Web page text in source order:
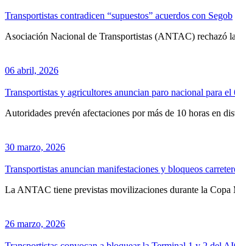
Transportistas contradicen “supuestos” acuerdos con Segob
Asociación Nacional de Transportistas (ANTAC) rechazó
06 abril, 2026
Transportistas y agricultores anuncian paro nacional para el
Autoridades prevén afectaciones por más de 10 horas en
30 marzo, 2026
Transportistas anuncian manifestaciones y bloqueos
La ANTAC tiene previstas movilizaciones durante la
26 marzo, 2026